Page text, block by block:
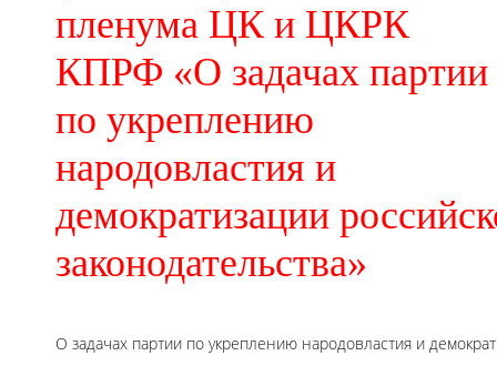
пленума ЦК и ЦКРК
КПРФ «О задачах партии
по укреплению
народовластия и
демократизации
законодательства»
О задачах партии по укреплению народовластия и